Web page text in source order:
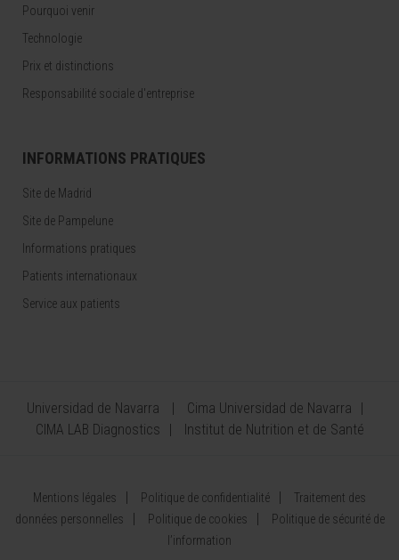
Pourquoi venir
Technologie
Prix et distinctions
Responsabilité sociale d'entreprise
INFORMATIONS PRATIQUES
Site de Madrid
Site de Pampelune
Informations pratiques
Patients internationaux
Service aux patients
Universidad de Navarra
Cima Universidad de Navarra
CIMA LAB Diagnostics
Institut de Nutrition et de Santé
Mentions légales Politique de confidentialité
Traitement des
données personnelles
Politique de cookies
Politique de sécurité de
l’information